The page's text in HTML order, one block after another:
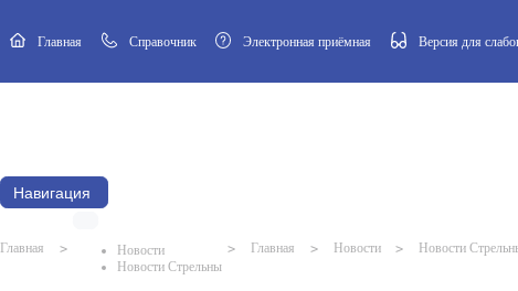
Главная Cправочник Электронная приёмная Версия для
Навигация
Главная >
Новости
Новости Стрельны
> Главная > Новости > Новости